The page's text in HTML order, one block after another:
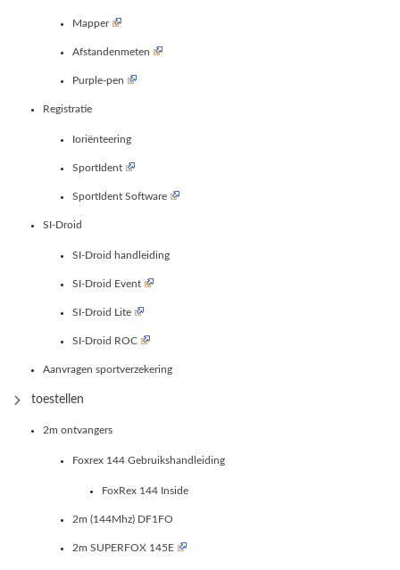
Mapper
Afstandenmeten
Purple-pen
Registratie
Ioriënteering
SportIdent
SportIdent Software
SI-Droid
SI-Droid handleiding
SI-Droid Event
SI-Droid Lite
SI-Droid ROC
Aanvragen sportverzekering
toestellen
2m ontvangers
Foxrex 144 Gebruikshandleiding
FoxRex 144 Inside
2m (144Mhz) DF1FO
2m SUPERFOX 145E